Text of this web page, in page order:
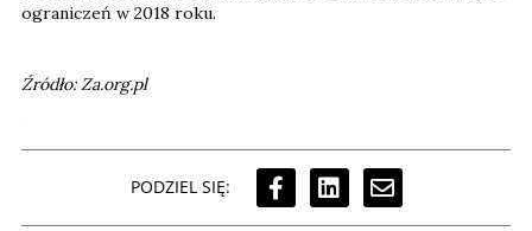
ograniczeń w 2018 roku.
Źródło: Za.org.pl
PODZIEL SIĘ: